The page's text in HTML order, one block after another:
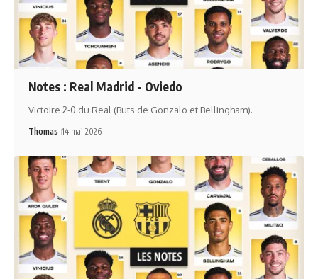
Notes : Real Madrid - Oviedo
Victoire 2-0 du Real (Buts de Gonzalo et Bellingham).
Thomas 14 mai 2026